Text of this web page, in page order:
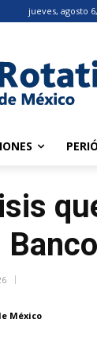
jueves, agosto
México